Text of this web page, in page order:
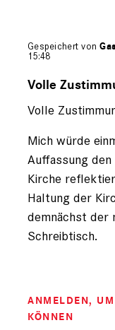
Gespeichert von
15:48
auf
Gast
registriert)
Volle
Volle
Mich würde
Auffassung
Kirche
Haltung der
demnächst der
Schreibtisch.
ANMELDEN, UM
KÖNNEN